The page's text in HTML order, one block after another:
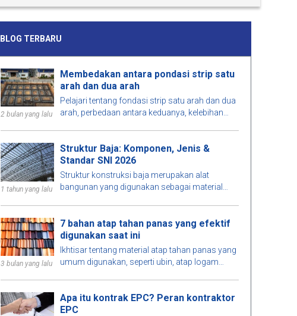
BLOG TERBARU
2 bulan yang lalu
Membedakan antara pondasi strip satu
arah dan dua arah
Pelajari tentang fondasi strip satu arah dan dua
arah, perbedaan antara keduanya, kelebihan
1 tahun yang lalu
Struktur Baja: Komponen, Jenis &
Standar SNI 2026
Struktur konstruksi baja merupakan alat
bangunan yang digunakan sebagai material
baja menjelaskan aplikasi struktur baja pada
gedung, jembatan, gudang, serta infrastruktur
modern berkat proses fabrikasi cepat dan
efisiensi dalam pembangunan.
3 bulan yang lalu
7 bahan atap tahan panas yang efektif
digunakan saat ini
Ikhtisar tentang material atap tahan panas yang
umum digunakan, seperti ubin, atap logam
Apa itu kontrak EPC? Peran kontraktor
EPC